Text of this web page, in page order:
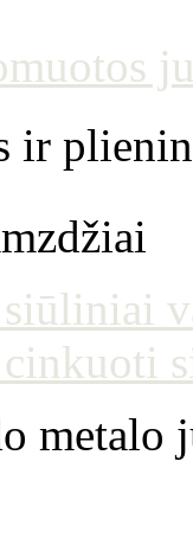
ir
metalo